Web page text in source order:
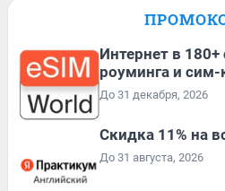
Интернет в
роуминга и сим-
До 31 декабря, 2026
Скидка 11% на
До 31 августа, 2026